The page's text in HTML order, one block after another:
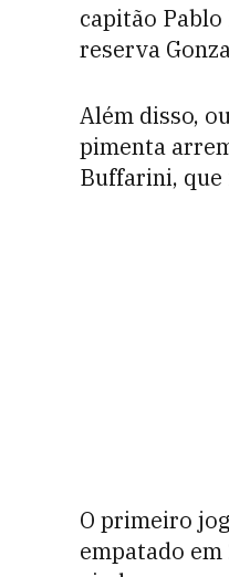
capitão
reserva
Além disso,
pimenta
Buffarini, que
O primeiro
empatado